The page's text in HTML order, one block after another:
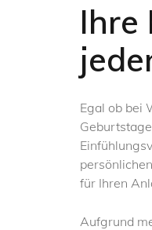
Ihre
Egal ob bei
für Ihren
Aufgrund